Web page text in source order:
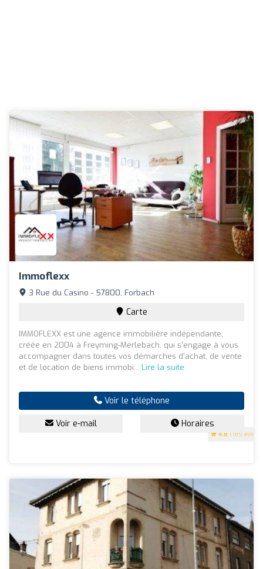
Immoflexx
4.8 (185 avis)
3 Rue du Casino - 57800, Forbach
Carte
IMMOFLEXX est une agence immobilière indépendante,
créée en 2004 à Freyming-Merlebach, qui s'engage à vous
accompagner dans toutes vos démarches d'achat, de vente
et de location de biens immobi... Lire la suite
Voir le téléphone
Voir e-mail Horaires